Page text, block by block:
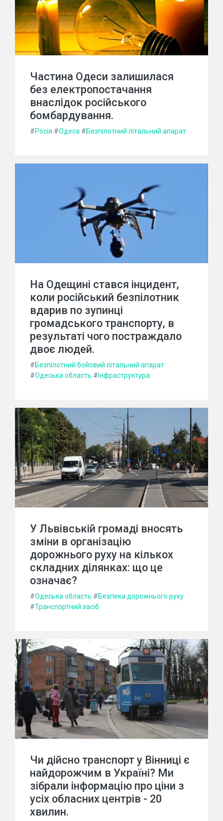
Частина Одеси залишилася
без електропостачання
внаслідок російського
бомбардування.
#Росія #Одеса #Безпілотний літальний апарат
На Одещині стався інцидент,
коли російський безпілотник
вдарив по зупинці
громадського транспорту, в
результаті чого постраждало
двоє людей.
#Безпілотний бойовий літальний апарат
#Одеська область # Інфраструктура
У Львівській громаді вносять
зміни в організацію
дорожнього руху на кількох
складних ділянках: що це
означає?
#Одеська область #Безпека дорожнього руху
#Транспортний засіб
Чи дійсно транспорт у Вінниці є
найдорожчим в Україні? Ми
зібрали інформацію про ціни з
усіх обласних центрів - 20
хвилин.